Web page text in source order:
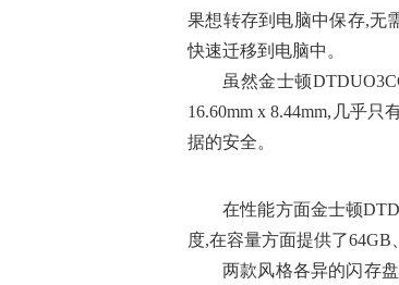
果想转存到电脑中保存,无
快速迁移到电脑中。
虽然金士顿
16.60mm x 8.44mm,几乎
据的安全。
在性能方面金士顿
度,在容量方面提供了64GB
两款风格各异的闪存